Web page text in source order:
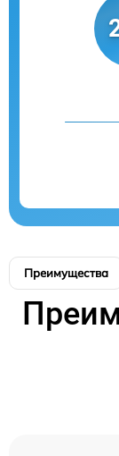
Преимущества